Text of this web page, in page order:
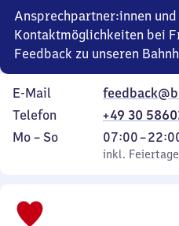
Ansprechpartner:innen und
Kontaktmöglichkeiten bei
Feedback zu unseren
E-Mail
Telefon
+49 30
Montag
Mo – So,
inkl. Feiertage
07:00–
Von
7
inkl. Feiertage